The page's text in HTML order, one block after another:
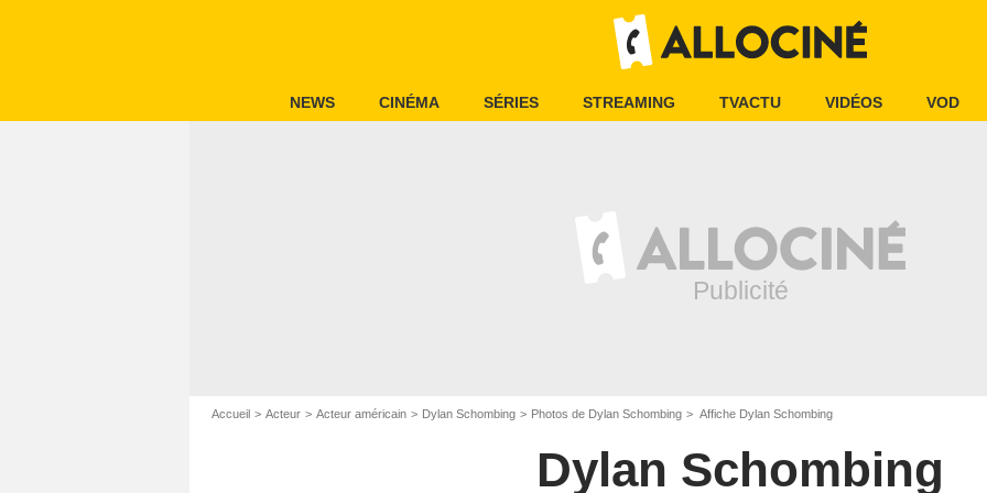
NEWS CINÉMA SÉRIES STREAMING TVACTU VIDÉOS VOD
Accueil Acteur Acteur américain Dylan Schombing Photos de Dylan Schombing Affiche Dylan Schombing
Dylan Schombing